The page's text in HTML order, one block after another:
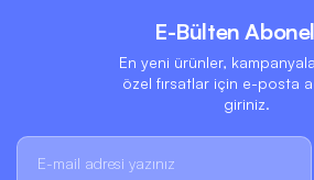
E-Bülten
En yeni ürünler,
özel fırsatlar için e-posta
giriniz.